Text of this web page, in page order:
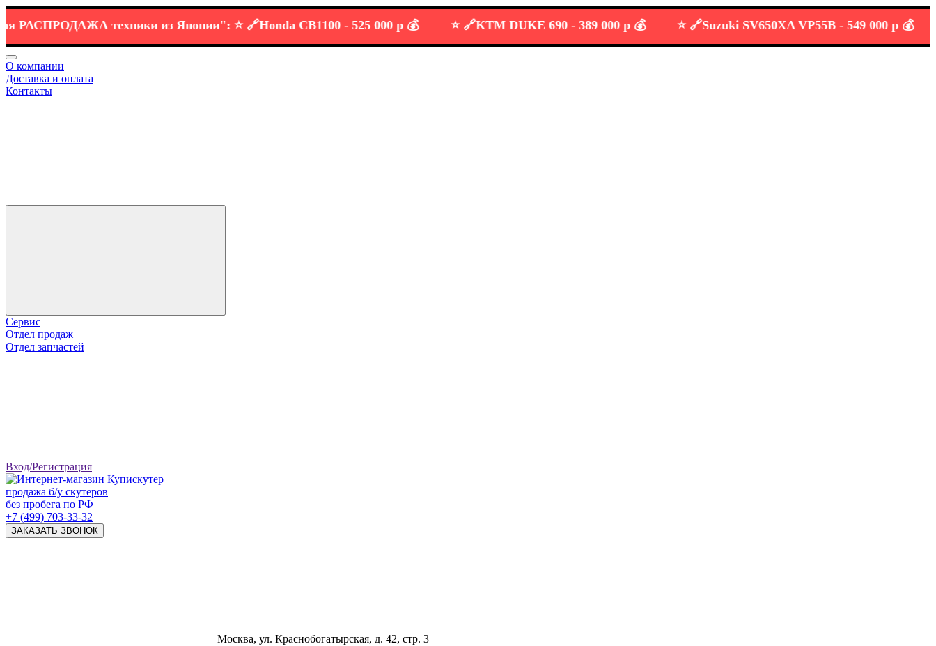
техникииз Японии": ⭐️ 🔗Honda CB1100 -525 000 р 💰 KTM DUKE 690 -389 000 р 💰 Suzuki SV650XA VP55B -549 000 р 💰
О компании
Доставка и оплата
Контакты
Сервис
Отдел продаж
Отдел запчастей
Вход/Регистрация
продажа б/у скутеров
без пробега по РФ
+7 (499) 703-33-32
ЗАКАЗАТЬ ЗВОНОК
Москва, ул. Краснобогатырская, д. 42, стр. 3